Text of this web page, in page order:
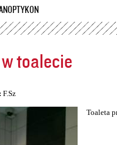
toalecie
F.Sz
Toaleta